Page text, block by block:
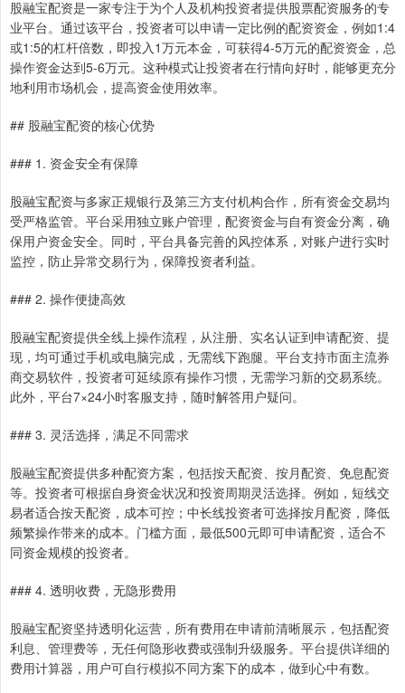
股融宝配资是一家专注于为个人及机构投资者提供股票配资服务的专
业平台。通过该平台，投资者可以申请一定比例的配资资金，例如1:4
或1:5的杠杆倍数，即投入1万元本金，可获得4-5万元的配资资金，总
操作资金达到5-6万元。这种模式让投资者在行情向好时，能够更充分
地利用市场机会，提高资金使用效率。
## 股融宝配资的核心优势
### 1. 资金安全有保障
股融宝配资与多家正规银行及第三方支付机构合作，所有资金交易均
受严格监管。平台采用独立账户管理，配资资金与自有资金分离，确
保用户资金安全。同时，平台具备完善的风控体系，对账户进行实时
监控，防止异常交易行为，保障投资者利益。
### 2. 操作便捷高效
股融宝配资提供全线上操作流程，从注册、实名认证到申请配资、提
现，均可通过手机或电脑完成，无需线下跑腿。平台支持市面主流券
商交易软件，投资者可延续原有操作习惯，无需学习新的交易系统。
此外，平台7×24小时客服支持，随时解答用户疑问。
### 3. 灵活选择，满足不同需求
股融宝配资提供多种配资方案，包括按天配资、按月配资、免息配资
等。投资者可根据自身资金状况和投资周期灵活选择。例如，短线交
易者适合按天配资，成本可控；中长线投资者可选择按月配资，降低
频繁操作带来的成本。门槛方面，最低500元即可申请配资，适合不
同资金规模的投资者。
### 4. 透明收费，无隐形费用
股融宝配资坚持透明化运营，所有费用在申请前清晰展示，包括配资
利息、管理费等，无任何隐形收费或强制升级服务。平台提供详细的
费用计算器，用户可自行模拟不同方案下的成本，做到心中有数。